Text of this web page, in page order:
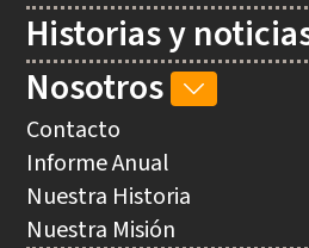
Main
navigation
Historias y
Nosotros
NOSOTROS
Contacto
Informe Anual
Nuestra Historia
Nuestra Misión